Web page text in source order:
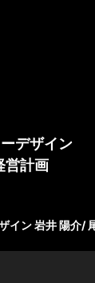
デザイン
営計画
イン 岩井 陽介/